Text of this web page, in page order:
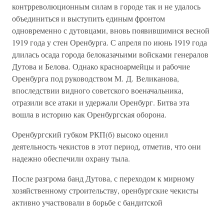
контрреволюционным силам в городе так и не удалось
объединиться и выступить единым фронтом
одновременно с дутовцами, вновь появившимися весной
1919 года у стен Оренбурга. С апреля по июнь 1919 года
длилась осада города белоказачьими войсками генералов
Дутова и Белова. Однако красноармейцы и рабочие
Оренбурга под руководством М. Д. Великанова,
впоследствии видного советского военачальника,
отразили все атаки и удержали Оренбург. Битва эта
вошла в историю как Оренбургская оборона.
Оренбургский губком РКП(б) высоко оценил
деятельность чекистов в этот период, отметив, что они
надежно обеспечили охрану тыла.
После разгрома банд Дутова, с переходом к мирному
хозяйственному строительству, оренбургские чекисты
активно участвовали в борьбе с бандитской